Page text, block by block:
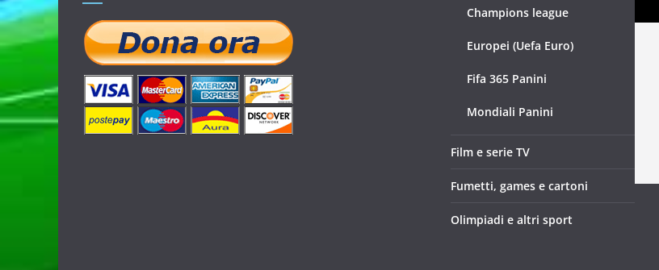
Champions league
Europei (Uefa Euro)
Fifa 365 Panini
Mondiali Panini
Film e serie TV
Fumetti, games e cartoni
Olimpiadi e altri sport